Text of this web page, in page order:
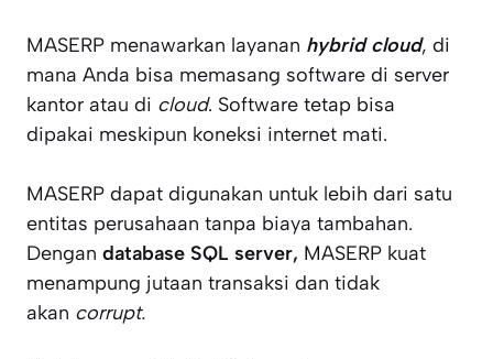
MASERP menawarkan layanan hybrid cloud, di
mana Anda bisa memasang software di server
kantor atau di cloud. Software tetap bisa
dipakai meskipun koneksi internet mati.
MASERP dapat digunakan untuk lebih dari satu
entitas perusahaan tanpa biaya tambahan.
Dengan database SQL server, MASERP kuat
menampung jutaan transaksi dan tidak
akan corrupt.